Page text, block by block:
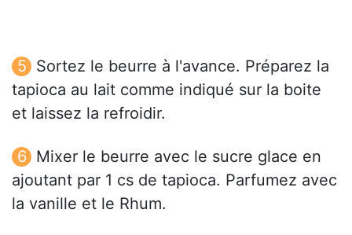
Sortez le beurre à l'avance. Préparez la
tapioca au lait comme indiqué sur la boite
et laissez la refroidir.
Mixer le beurre avec le sucre glace en
ajoutant par 1 cs de tapioca. Parfumez avec
la vanille et le Rhum.